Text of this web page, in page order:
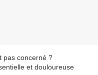
pas concerné ?
et douloureuse